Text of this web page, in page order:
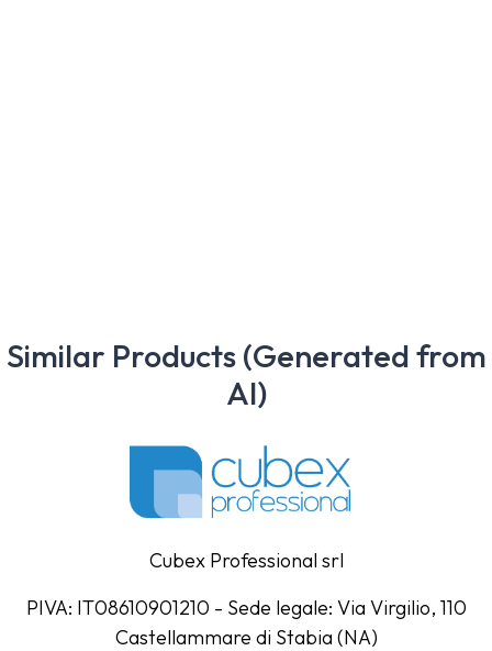
Similar Products (Generated from
AI)
Cubex Professional srl
PIVA: IT08610901210 - Sede legale: Via Virgilio, 110
Castellammare di Stabia (NA)